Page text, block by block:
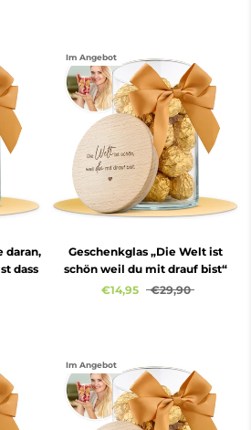
daran,
dass
Im Angebot
Geschenkglas „Die Welt ist
schön weil du mit drauf bist“
€14,95
€29,90
Im Angebot